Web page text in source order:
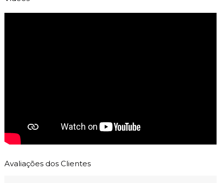
Avaliações dos Clientes